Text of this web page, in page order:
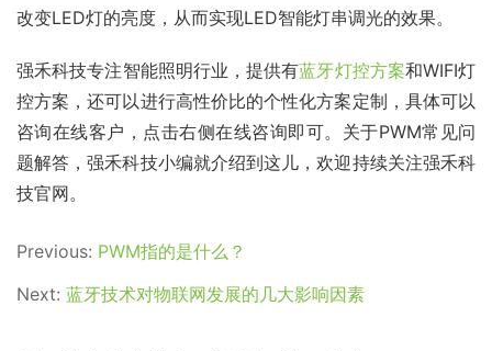
改变LED灯的亮度，从而实现LED智能灯串调光的效果。
强禾科技专注智能照明行业，提供有蓝牙灯控方案和WIFI灯
控方案，还可以进行高性价比的个性化方案定制，具体可以
咨询在线客户，点击右侧在线咨询即可。关于PWM常见问
题解答，强禾科技小编就介绍到这儿，欢迎持续关注强禾科
技官网。
Previous: PWM指的是什么？
Next: 蓝牙技术对物联网发展的几大影响因素